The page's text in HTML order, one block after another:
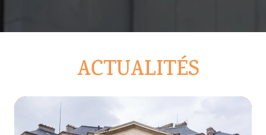
ACTUALITÉS